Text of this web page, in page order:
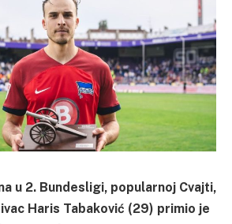
u 2. Bundesligi, popularnoj Cvajti,
Haris Tabaković (29) primio je